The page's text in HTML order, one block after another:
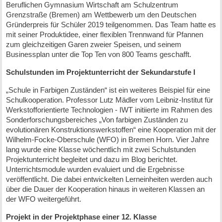
Beruflichen Gymnasium Wirtschaft am Schulzentrum
Grenzstraße (Bremen) am Wettbewerb um den Deutschen
Gründerpreis für Schüler 2019 teilgenommen. Das Team hatte es
mit seiner Produktidee, einer flexiblen Trennwand für Pfannen
zum gleichzeitigen Garen zweier Speisen, und seinem
Businessplan unter die Top Ten von 800 Teams geschafft.
Schulstunden im Projektunterricht der Sekundarstufe I
„Schule in Farbigen Zuständen“ ist ein weiteres Beispiel für eine
Schulkooperation. Professor Lutz Mädler vom Leibniz-Institut für
Werkstofforientierte Technologien - IWT initiierte im Rahmen des
Sonderforschungsbereiches „Von farbigen Zuständen zu
evolutionären Konstruktionswerkstoffen“ eine Kooperation mit der
Wilhelm-Focke-Oberschule (WFO) in Bremen Horn. Vier Jahre
lang wurde eine Klasse wöchentlich mit zwei Schulstunden
Projektunterricht begleitet und dazu im Blog berichtet.
Unterrichtsmodule wurden evaluiert und die Ergebnisse
veröffentlicht. Die dabei entwickelten Lerneinheiten werden auch
über die Dauer der Kooperation hinaus in weiteren Klassen an
der WFO weitergeführt.
Projekt in der Projektphase einer 12. Klasse